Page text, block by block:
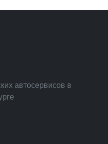
автосервисов в